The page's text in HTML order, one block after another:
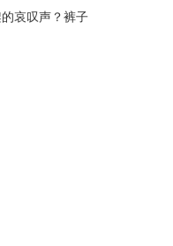
哀叹声？裤子